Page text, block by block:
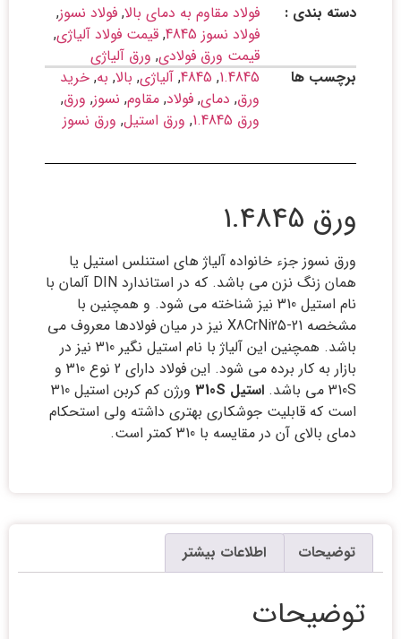
دسته بندی : فولاد مقاوم به دمای بالا, فولاد نسوز,
فولاد نسوز 4845
, قیمت فولاد آلیاژی,
قیمت ورق فولادی, ورق آلیاژی
برچسب ها
1.4845
,
4845
, آلیاژی, بالا, به, خرید
ورق, دمای, فولاد, مقاوم, نسوز, ورق,
ورق 1.4845
, ورق استیل, ورق نسوز
ورق 1.4845
ورق نسوز جزء خانواده آلیاژ های استنلس استیل یا
همان زنگ نزن می باشد. که در استاندارد DIN آلمان با
نام استیل 310 نیز شناخته می شود. و همچنین با
مشخصه X8CrNi25-21 نیز در میان فولادها معروف می
باشد. همچنین این آلیاژ با نام استیل نگیر 310 نیز در
بازار به کار برده می شود. این فولاد دارای 2 نوع 310 و
310S می باشد.
استیل 310S
ورژن کم کربن استیل 310
است که قابلیت جوشکاری بهتری داشته ولی استحکام
دمای بالای آن در مقایسه با 310 کمتر است.
توضیحات اطلاعات بیشتر
توضیحات